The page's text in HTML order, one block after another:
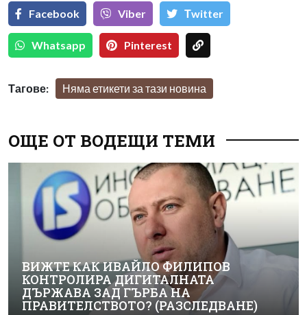
Facebook Viber Тwitter
Whatsapp Pinterest
Тагове: Няма етикети за тази новина
ОЩЕ ОТ ВОДЕЩИ ТЕМИ
ВИЖТЕ КАК ИВАЙЛО ФИЛИПОВ
КОНТРОЛИРА ДИГИТАЛНАТА
ДЪРЖАВА ЗАД ГЪРБА НА
ПРАВИТЕЛСТВОТО? (РАЗСЛЕДВАНЕ)